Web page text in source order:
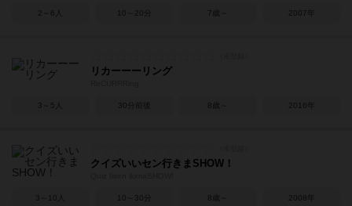
2～6人 10～20分 7歳～ 2007年
リカーーーリング
3～5人 30分前後 8歳～ 2016年
クイズいいセン行きまSHOW！
3～10人 10～30分 8歳～ 2008年